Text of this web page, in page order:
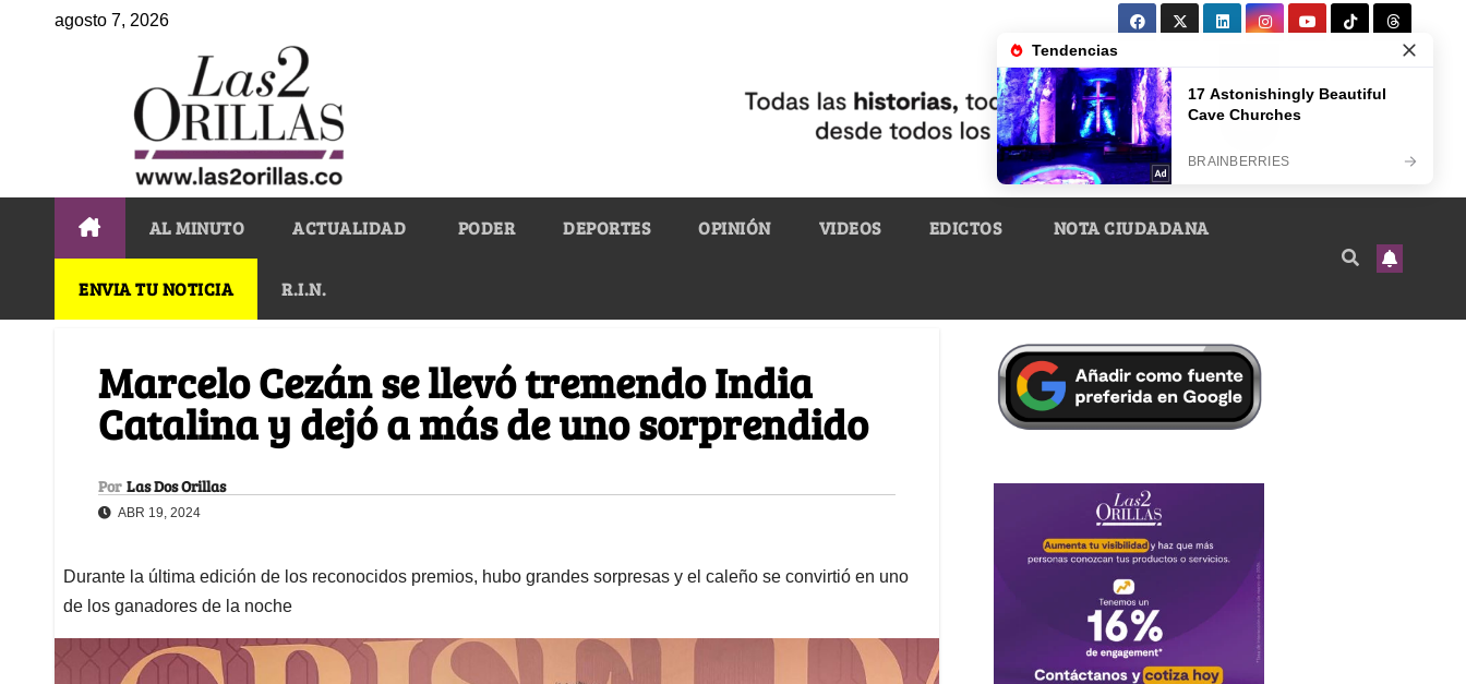
agosto 7, 2026
AL MINUTO ACTUALIDAD PODER DEPORTES OPINIÓN VIDEOS EDICTOS NOTA CIUDADANA
ENVIA TU NOTICIA R.I.N.
Marcelo Cezán se llevó tremendo India
Catalina y dejó a más de uno sorprendido
Por Las Dos Orillas
ABR 19, 2024
Durante la última edición de los reconocidos premios, hubo grandes sorpresas y el caleño se convirtió en uno
de los ganadores de la noche